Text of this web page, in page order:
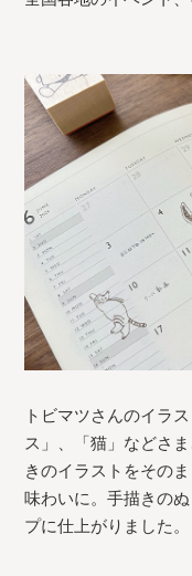
トビマツさんのイラ
ス」、「猫」などさ
きのイラストをその
味わいに。手描きの
プに仕上がりました。